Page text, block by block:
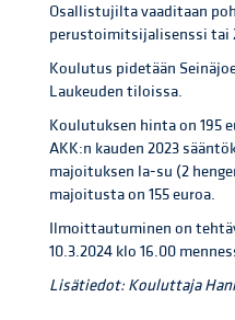
Osallistujilta vaaditaan
perustoimitsijalisenssi
Koulutus pidetään
Laukeuden tiloissa.
Koulutuksen hinta on 195
AKK:n kauden 2023
majoituksen la-su (2
majoitusta on 155 euroa.
Ilmoittautuminen on
10.3.2024 klo 16.00
Lisätiedot: Kouluttaja